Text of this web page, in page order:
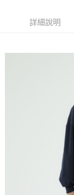
相關說明
１．簡單：不需註冊會
２．便利：只要手機號
３．安心：先確認商
【「AFTEE先享後付
１．於結帳方式選擇
結帳頁面，進行簡訊認
２．訂單成立數日內
３．收到繳費通知簡
ATM／網路銀行／等
※ 請注意：結帳手續完
購買商品的店家。未
後付繳納相關費用。
※ 交易是否成功請以「
是否繳費成功／繳費
每筆NT$80，滿
每筆NT$80，滿
每筆NT$80，滿
詳細說明